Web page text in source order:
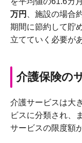
万円
、施設の場合
期間に節約して貯
立てていく必要が
介護保険の
介護サービスは大
ビスに分類され、
サービスの限度額